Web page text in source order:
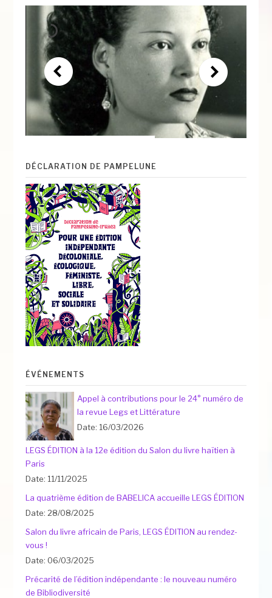
DÉCLARATION DE PAMPELUNE
ÉVÉNEMENTS
Appel à contributions pour le 24° numéro de
la revue Legs et Littérature
Date: 16/03/2026
LEGS ÉDITION à la 12e édition du Salon du livre haïtien à
Paris
Date: 11/11/2025
La quatrième édition de BABELICA accueille LEGS ÉDITION
Date: 28/08/2025
Salon du livre africain de Paris, LEGS ÉDITION au rendez-
vous !
Date: 06/03/2025
Précarité de l’édition indépendante : le nouveau numéro
de Bibliodiversité